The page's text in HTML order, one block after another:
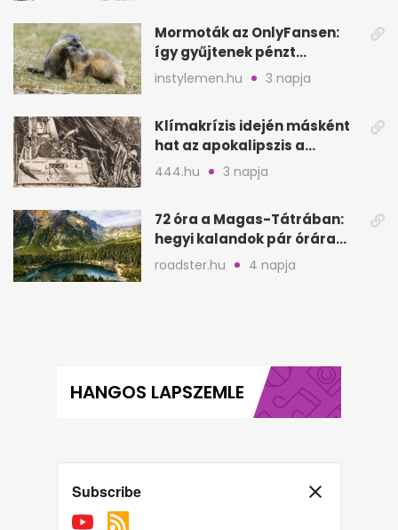
Mormoták az OnlyFansen:
így gyűjtenek pénzt
amerikai kutatók
instylemen.hu 3 napja
Klímakrízis idején másként
hat az apokalipszis a
Szépművészetiben
444.hu 3 napja
72 óra a Magas-Tátrában:
hegyi kalandok pár órára
Magyarországtól
roadster.hu 4 napja
HANGOS LAPSZEMLE